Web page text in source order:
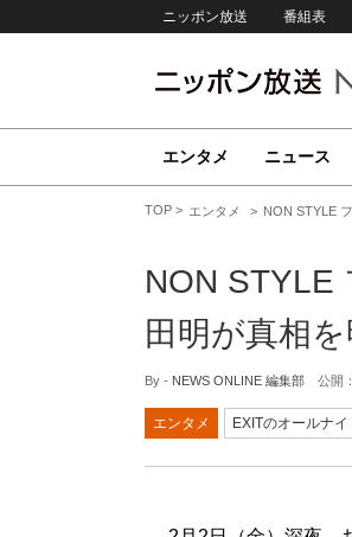
ニッポン放送 番組表
エンタメ ニュース
TOP エンタメ NON STYLE
NON STYLE
田明が真相
By - NEWS ONLINE 編集部 公開：
エンタメ EXITのオールナ